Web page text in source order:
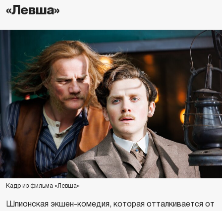
«Левша»
Кадр из фильма «Левша»
Шпионская экшен-комедия, которая отталкивается от